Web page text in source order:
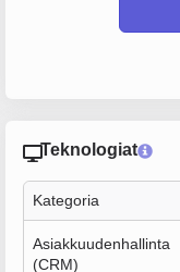
Teknologiat
Kategoria
Asiakkuudenhallinta
(CRM)